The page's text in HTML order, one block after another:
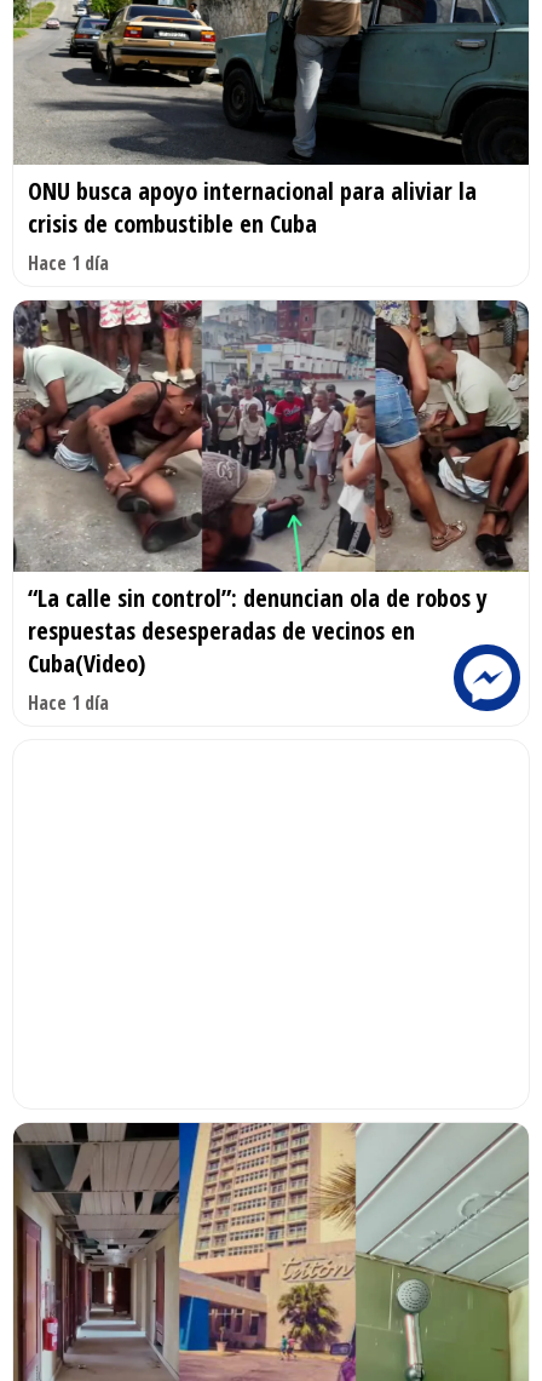
ONU busca apoyo internacional para aliviar la
crisis de combustible en Cuba
Hace 1 día
“La calle sin control”: denuncian ola de robos y
respuestas desesperadas de vecinos en
Cuba(Video)
Hace 1 día